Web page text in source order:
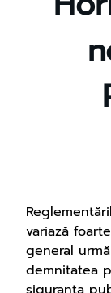
variază
general
demnitatea